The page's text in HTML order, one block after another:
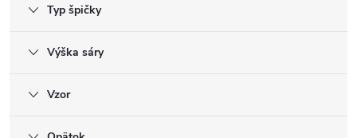
Typ špičky
Výška sáry
Vzor